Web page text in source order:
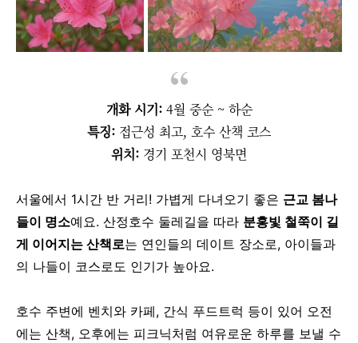
개화 시기:4월 중순 ~ 하순
특징: 접근성 최고, 호수 산책 코스
위치: 경기 포천시 영북면
서울에서 1시간 반 거리! 가볍게 다녀오기 좋은 근교 봄나
들이 명소예요. 산정호수 둘레길을 따라 분홍빛 철쭉이 길
게 이어지는 산책로는 연인들의 데이트 장소로, 아이들과
의 나들이 코스로도 인기가 높아요.
호수 주변에 벤치와 카페, 간식 푸드트럭 등이 있어 오전
에는 산책, 오후에는 피크닉처럼 여유로운 하루를 보낼 수